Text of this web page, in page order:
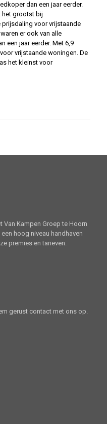
dan een jaar eerder.
het grootst bij
voor vrijstaande
er ook van alle
een jaar eerder. Met 6,9
vrijstaande woningen. De
het kleinst voor
Kampen Groep te Hoorn
hoog niveau handhaven
premies en tarieven.
gerust contact met ons op.